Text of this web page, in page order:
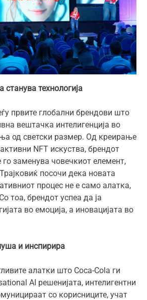
станува технологија
првите глобални брендови што
вештачка интелигенција во
од светски размер. Од креирање
NFT искуства, брендот
заменува човечкиот елемент,
посочи дека новата
процес не е само алатка,
тоа, брендот успеа да ја
во емоција, а иновацијата во
и инспирира
алатки што Coca-Cola ги
AI решенијата, интелигентни
со корисниците, учат